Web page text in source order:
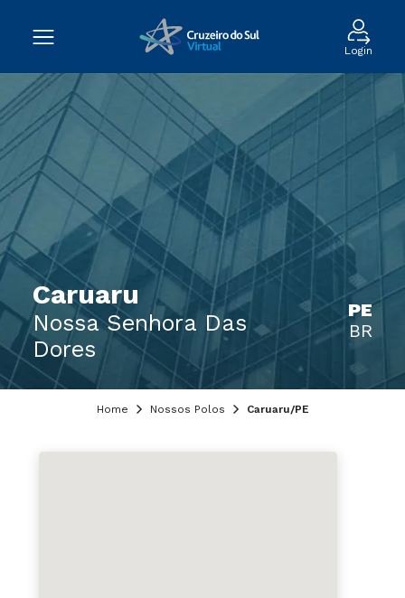
Login
Caruaru
Nossa Senhora Das
Dores
PE
BR
Home Nossos Polos Caruaru/PE